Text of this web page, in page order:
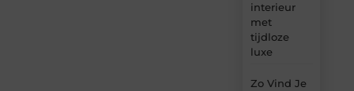
interieur
met
tijdloze
luxe
Zo Vind Je